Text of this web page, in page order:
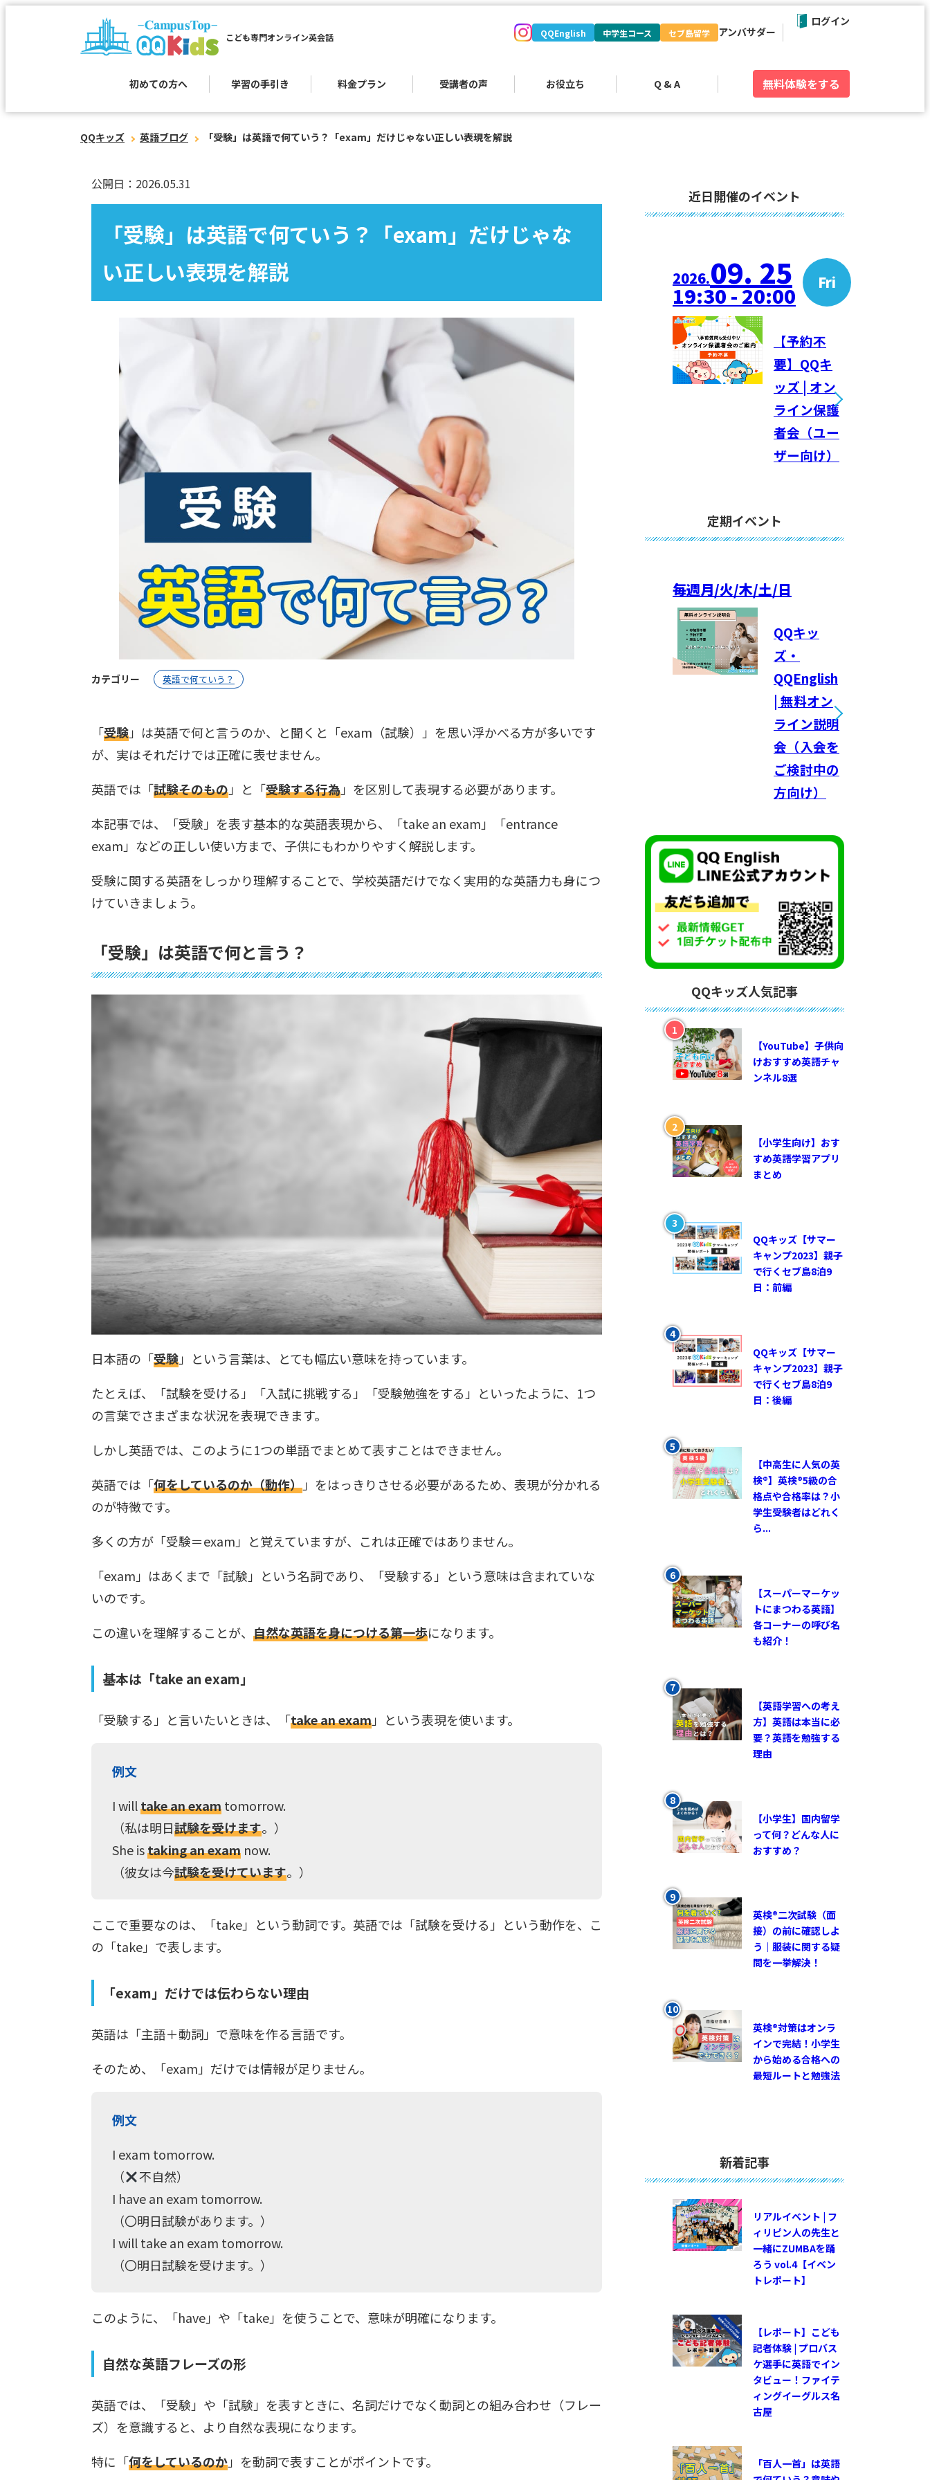
こども専門オンライン英会話
初めての方へ 学習の手引き 料金プラン 受講者の声 お役立ち Q & A
QQEnglish 中学生コース セブ島留学 アンバサダー
無料体験をする
ログイン
QQキッズ 英語ブログ 「受験」は英語で何ていう？「exam」だけじゃない正しい表現を解説
公開日：2026.05.31
「受験」は英語で何ていう？「exam」だけじゃな
い正しい表現を解説
カテゴリー 英語で何ていう？
「受験」は英語で何と言うのか、と聞くと「exam（試験）」を思い浮かべる方が多いです
が、実はそれだけでは正確に表せません。
英語では「試験そのもの」と「受験する行為」を区別して表現する必要があります。
本記事では、「受験」を表す基本的な英語表現から、「take an exam」「entrance
exam」などの正しい使い方まで、子供にもわかりやすく解説します。
受験に関する英語をしっかり理解することで、学校英語だけでなく実用的な英語力も身につ
けていきましょう。
「受験」は英語で何と言う？
日本語の「受験」という言葉は、とても幅広い意味を持っています。
たとえば、「試験を受ける」「入試に挑戦する」「受験勉強をする」といったように、1つ
の言葉でさまざまな状況を表現できます。
しかし英語では、このように1つの単語でまとめて表すことはできません。
英語では「何をしているのか（動作）」をはっきりさせる必要があるため、表現が分かれる
のが特徴です。
多くの方が「受験＝exam」と覚えていますが、これは正確ではありません。
「exam」はあくまで「試験」という名詞であり、「受験する」という意味は含まれていな
いのです。
この違いを理解することが、 自然な英語を身につける第一歩になります。
基本は「take an exam」
「受験する」と言いたいときは、「take an exam」という表現を使います。
例文
I willtake an examtomorrow.
（私は明日試験を受けます。）
She istaking an exam now.
（彼女は今試験を受けています。）
ここで重要なのは、「take」という動詞です。英語では「試験を受ける」という動作を、こ
の「take」で表します。
「exam」だけでは伝わらない理由
英語は「主語＋動詞」で意味を作る言語です。
そのため、「exam」だけでは情報が足りません。
例文
I exam tomorrow.
（
不自然）
I have an exam tomorrow.
（〇明日試験があります。）
I will take an exam tomorrow.
（〇明日試験を受けます。）
このように、「have」や「take」を使うことで、意味が明確になります。
自然な英語フレーズの形
英語では、「受験」や「試験」を表すときに、名詞だけでなく動詞との組み合わせ（フレー
ズ）を意識すると、より自然な表現になります。
特に「何をしているのか」を動詞で表すことがポイントです。
近日開催のイベント
2026.09. 25 Fri
19:30 - 20:00
【予約不
要】QQキ
ッズ | オン
ライン保護
者会（ユー
ザー向け）
定期イベント
毎週月/火/木/土/日
QQキッ
ズ・
QQEnglish
| 無料オン
ライン説明
会（入会を
ご検討中の
方向け）
QQキッズ人気記事
【YouTube】子供向
けおすすめ英語チャ
ンネル8選
【小学生向け】おす
すめ英語学習アプリ
まとめ
QQキッズ【サマー
キャンプ2023】親子
で行くセブ島8泊9
日：前編
QQキッズ【サマー
キャンプ2023】親子
で行くセブ島8泊9
日：後編
【中高生に人気の英
検®︎】英検®︎5級の合
格点や合格率は？小
学生受験者はどれく
ら...
【スーパーマーケッ
トにまつわる英語】
各コーナーの呼び名
も紹介！
【英語学習への考え
方】英語は本当に必
要？英語を勉強する
理由
【小学生】国内留学
って何？どんな人に
おすすめ？
英検®︎二次試験（面
接）の前に確認しよ
う｜服装に関する疑
問を一挙解決！
英検®対策はオンラ
インで完結！小学生
から始める合格への
最短ルートと勉強法
新着記事
リアルイベント | フ
ィリピン人の先生と
一緒にZUMBAを踊
ろう vol.4【イベン
トレポート】
【レポート】こども
記者体験 | プロバス
ケ選手に英語でイン
タビュー！ファイテ
ィングイーグルス名
古屋
「百人一首」は英語